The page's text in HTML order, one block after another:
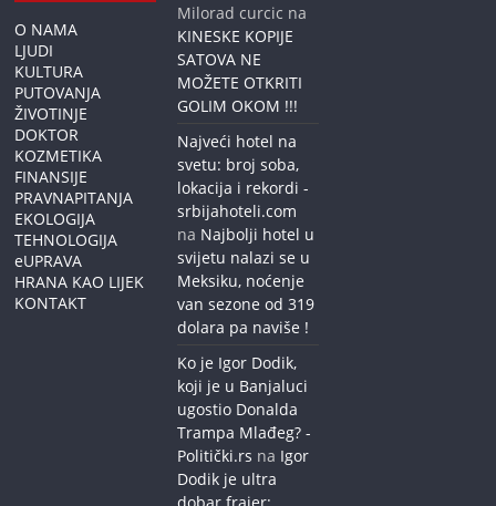
O NAMA
LJUDI
KULTURA
PUTOVANJA
ŽIVOTINJE
DOKTOR
KOZMETIKA
FINANSIJE
PRAVNAPITANJA
EKOLOGIJA
TEHNOLOGIJA
eUPRAVA
HRANA KAO LIJEK
KONTAKT
Milorad curcic na
KINESKE KOPIJE
SATOVA NE
MOŽETE OTKRITI
GOLIM OKOM !!!
Najveći hotel na
svetu: broj soba,
lokacija i rekordi -
srbijahoteli.com
na Najbolji hotel u
svijetu nalazi se u
Meksiku, noćenje
van sezone od 319
dolara pa naviše !
Ko je Igor Dodik,
koji je u Banjaluci
ugostio Donalda
Trampa Mlađeg? -
Politički.rs na Igor
Dodik je ultra
dobar frajer: